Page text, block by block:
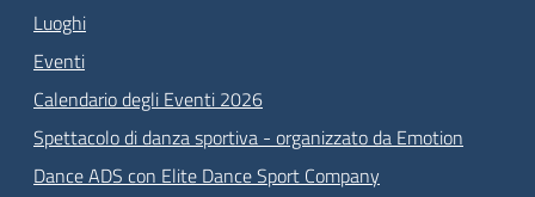
Luoghi
Eventi
Calendario degli Eventi 2026
Spettacolo di danza sportiva - organizzato da Emotion
Dance ADS con Elite Dance Sport Company